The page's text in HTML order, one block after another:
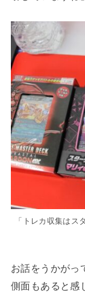
「トレカ収集はス
お話をうかがっ
側面もあると感